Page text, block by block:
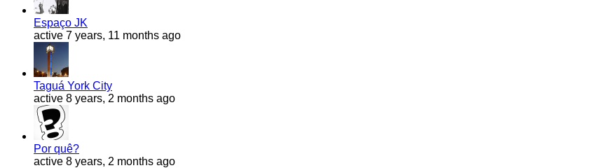
Espaço JK
active 7 years, 11 months ago
Taguá York City
active 8 years, 2 months ago
Por quê?
active 8 years, 2 months ago